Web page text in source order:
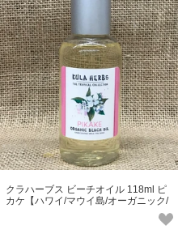
クラハーブス ビーチオイル 118ml ピ
カケ【ハワイ/マウイ島/オーガニック/